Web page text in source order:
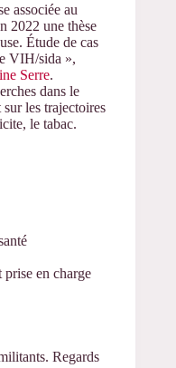
associée au
2022 une thèse
Étude de cas
VIH/sida »,
Serre.
dans le
les trajectoires
le tabac.
en charge
Regards